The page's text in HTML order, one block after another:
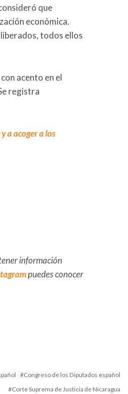
que
económica.
todos ellos
acento en el
registra
a acoger a los
información
puedes conocer
Congreso de los Diputados español
Corte Suprema de Justicia de Nicaragua